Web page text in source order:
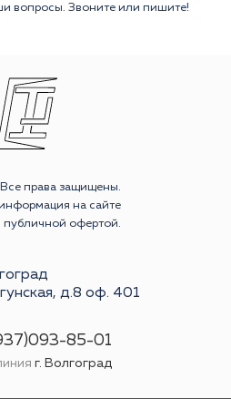
вопросы. Звоните или пишите!
права защищены.
на сайте
публичной офертой.
д.8 оф. 401
85-01
г. Волгоград